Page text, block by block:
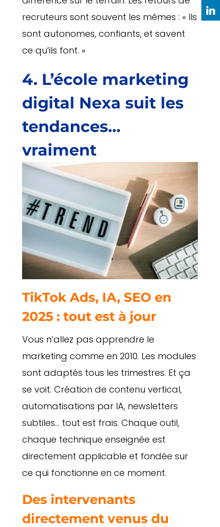
recruteurs sont souvent les mêmes : « Ils
sont autonomes, confiants, et savent
ce qu’ils font. »
4. L’école marketing
digital Nexa suit les
tendances…
vraiment
TikTok Ads, IA, SEO en
2025 : tout est à jour
Vous n’allez pas apprendre le
marketing comme en 2010. Les modules
sont adaptés tous les trimestres. Et ça
se voit. Création de contenu vertical,
automatisations par IA, newsletters
subtiles… tout est frais. Chaque outil,
chaque technique enseignée est
directement applicable et fondée sur
ce qui fonctionne en ce moment.
Des intervenants
directement venus du